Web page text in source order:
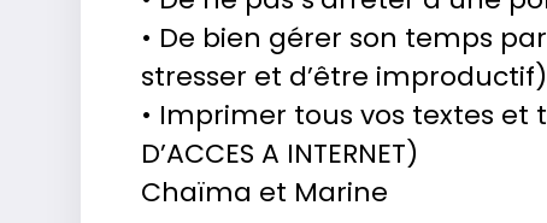
• De bien gérer son temps
stresser et d’être improductif)
• Imprimer tous vos textes et
D’ACCES A INTERNET)
Chaïma et Marine